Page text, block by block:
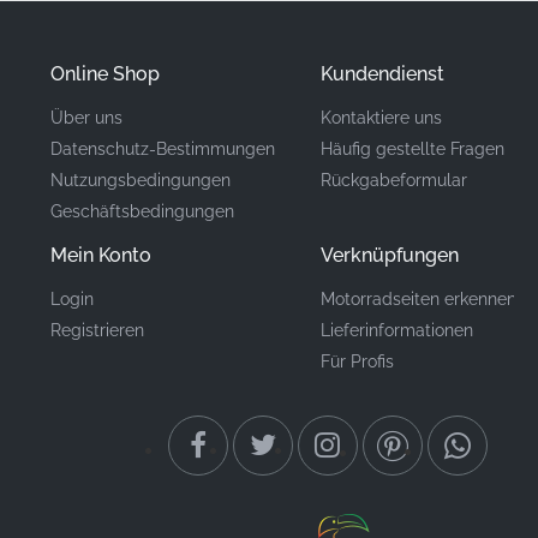
Teilenummer
(MPN)
560754013
Hersteller
Montageort Verkleidung, rechte Seite*
Typ Aufkleber
Vinyl-Aufkleber
Wenn es darum geht, eine Hochleistungsmaschine wie
die Z1000 zu pflegen, zählt jedes Detail. Die
Online Shop
Über uns
Datenschutz-Bestimmungen
Nutzungsbedingungen
Geschäftsbedingungen
Mein Konto
Login
Registrieren
Kundendienst
Kontaktiere uns
Häufig gestellte Fragen
Rückgabeformular
Verknüpfungen
Motorradseiten erkennen
Lieferinformationen
Für Profis